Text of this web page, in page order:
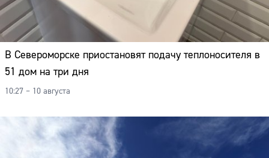
В Североморске приостановят подачу теплоносителя в
51 дом на три дня
10:27 – 10 августа